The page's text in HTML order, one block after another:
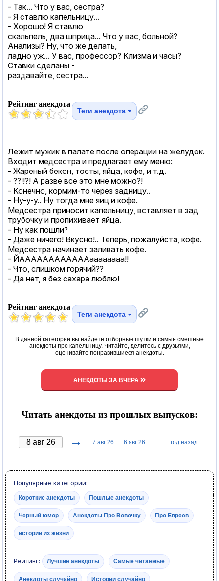
- Так... Что у вас, сестра?
- Я ставлю капельницу...
- Хорошо! Я ставлю
скальпель, два шприца... Что у вас, больной?
Анализы? Ну, что же делать,
ладно уж... У вас, профессор? Клизма и часы?
Ставки сделаны -
раздавайте, сестра...
Рейтинг анекдота
Теги анекдота
Лежит мужик в палате после операции на желудок.
Входит медсестра и предлагает ему меню:
- Жареный бекон, тосты, яйца, кофе, и т.д.
- ??!!?! А разве все это мне можно?!
- Конечно, кормим-то через задницу..
- Ну-у-у.. Ну тогда мне яиц и кофе.
Медсестра приносит капельницу, вставляет в зад
трубочку и пропихивает яйца.
- Ну как пошли?
- Даже ничего! Вкусно!.. Теперь, пожалуйста, кофе.
Медсестра начинает заливать кофе.
- ЙААААААААААААаааааааа!!
- Что, слишком горячий??
- Да нет, я без сахара люблю!
Рейтинг анекдота
Теги анекдота
В данной категории вы найдете отборные шутки и самые смешные
анекдоты про капельницу. Читайте, делитесь с друзьями,
оценивайте понравившиеся анекдоты.
АНЕКДОТЫ ЗА ВЧЕРА
Читать анекдоты из прошлых выпусков:
→ 7 авг 26 6 авг 26 ··· год назад
Популярные категории:
Короткие анекдоты Пошлые анекдоты
Черный юмор Анекдоты Про Вовочку Про Евреев
истории из жизни
Рейтинг: Лучшие анекдоты Самые читаемые
Анекдоты случайно Истории случайно